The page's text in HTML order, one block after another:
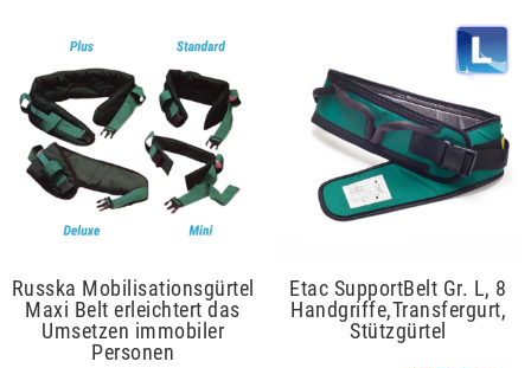
Russka Mobilisationsgürtel
Maxi Belt erleichtert das
Umsetzen immobiler
Personen
Etac SupportBelt Gr. L, 8
Handgriffe,Transfergurt,
Stützgürtel